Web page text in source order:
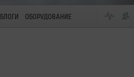
БЛОГИ ОБОРУДОВАНИЕ